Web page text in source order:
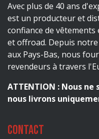
Avec plus de 40 ans
est un producteur et
confiance de
et offroad. Depuis
aux Pays-Bas, nous
revendeurs à travers
ATTENTION : Nous
nous livrons
Contact